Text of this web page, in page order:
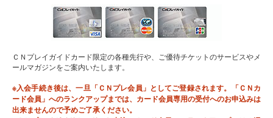
ＣＮプレイガイドカード限定の各種先行や、ご優待チケットのサービスやメ
ールマガジンをご案内いたします。
※入会手続き後は、一旦「ＣＮプレ会員」としてご登録されます。「ＣＮカ
ード会員」へのランクアップまでは、カード会員専用の受付へのお申込みは
出来ませんので予めご了承ください。